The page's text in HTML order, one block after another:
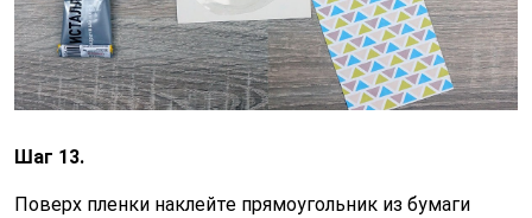
Шаг 13.
Поверх пленки наклейте прямоугольник из бумаги